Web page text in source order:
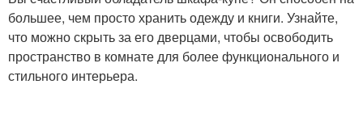
большее, чем просто хранить одежду и книги. Узнайте,
что можно скрыть за его дверцами, чтобы освободить
пространство в комнате для более функционального и
стильного интерьера.